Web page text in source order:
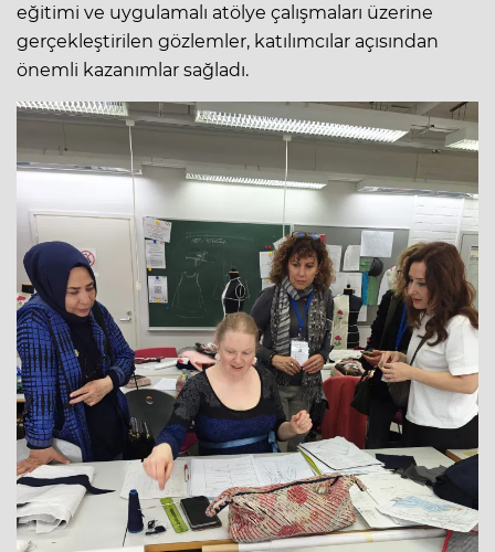
eğitimi ve uygulamalı atölye çalışmaları üzerine
gerçekleştirilen gözlemler, katılımcılar açısından
önemli kazanımlar sağladı.